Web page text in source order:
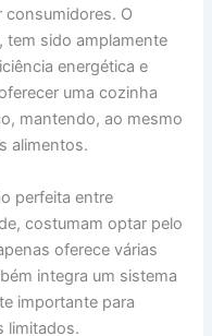
O
tem sido amplamente
energética e
uma cozinha
mantendo, ao mesmo
alimentos.
perfeita entre
costumam optar pelo
oferece várias
integra um sistema
importante para
limitados.